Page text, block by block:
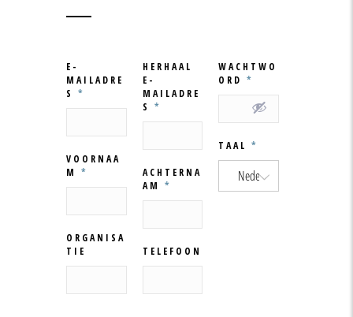
E-
MAILADRE
S*
VOORNAA
M*
ORGANISA
TIE
HERHAAL
E-
MAILADRE
S *
ACHTERNA
AM *
TELEFOON
WACHTWO
ORD*
TAAL*